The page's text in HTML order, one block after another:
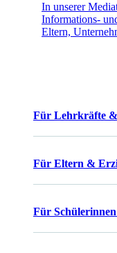
In unserer
Informations-
Eltern,
Für Lehrkräfte
Für Eltern &
Für